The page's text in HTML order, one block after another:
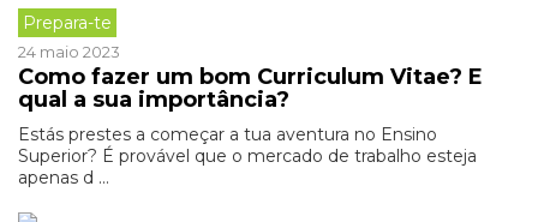
Prepara-te
24 maio 2023
Como fazer um bom Curriculum Vitae? E
qual a sua importância?
Estás prestes a começar a tua aventura no Ensino
Superior? É provável que o mercado de trabalho esteja
apenas d ...